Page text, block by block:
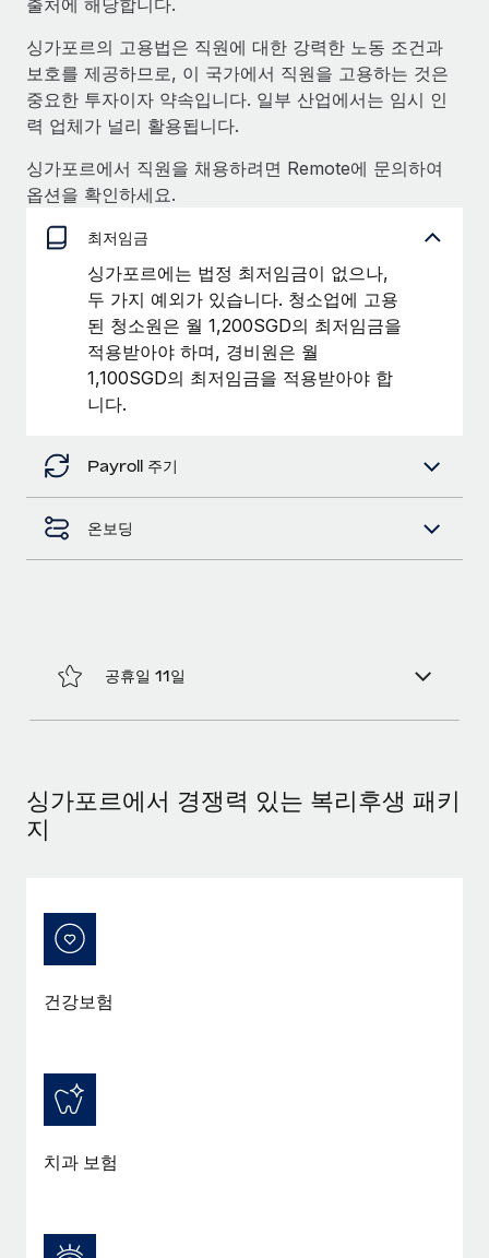
기기 관리
전 세계 IT 장비 제공 및 추적 관리
법인 설립을 빠르고 준법적으로 지원
직원 해외 이전을 간편하게 처리
복리후생
손쉬운 직원 복리후생 관리
글로벌 급여
EOR 및 PEO
세금
블로그 둘러보기
Remote 제품 관련 소식: Gusto 및 Xero와의 통합과
Remote Contractor Management Plus
Remote의 사명은 모든 규모의 기업이 전 세계 어디서든 업무에 가
입니다. 이를 위해 최근 몇 주 동안 새로운...
자세히 알아보기
에게는 흥미롭고 전문적인 비디오 제작이 어느 때보다 중요해졌습
싱가포르의 고용법은 직원에 대한 강력한 노동 조건과
보호를 제공하므로, 이 국가에서 직원을 고용하는 것은
중요한 투자이자 약속입니다. 일부 산업에서는 임시 인
력 업체가 널리 활용됩니다.
싱가포르에서 직원을 채용하려면 Remote에 문의하여
옵션을 확인하세요.
최저임금
싱가포르에는 법정 최저임금이 없으나,
두 가지 예외가 있습니다. 청소업에 고용
된 청소원은 월 1,200SGD의 최저임금을
적용받아야 하며, 경비원은 월
1,100SGD의 최저임금을 적용받아야 합
니다.
Payroll 주기
온보딩
공휴일 11일
싱가포르에서 경쟁력 있는 복리후생 패키
지
건강보험
치과 보험